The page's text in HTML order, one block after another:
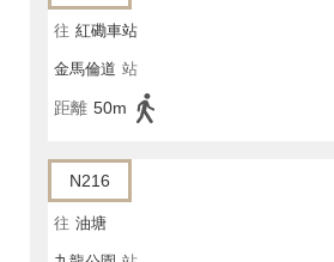
往 紅磡車站
金馬倫道 站
距離 50m
N216
往 油塘